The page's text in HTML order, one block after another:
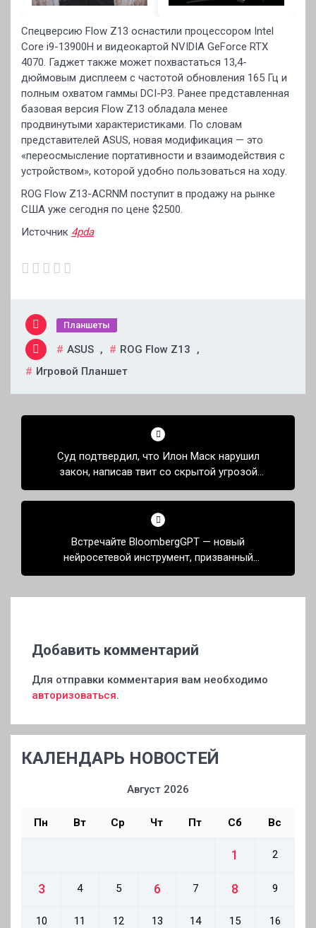
Спецверсию Flow Z13 оснастили процессором Intel
Core i9-13900H и видеокартой NVIDIA GeForce RTX
4070. Гаджет также может похвастаться 13,4-
дюймовым дисплеем с частотой обновления 165 Гц и
полным охватом гаммы DCI-P3. Ранее представленная
базовая версия Flow Z13 обладала менее
продвинутыми характеристиками. По словам
представителей ASUS, новая модификация — это
«переосмысление портативности и взаимодействия с
устройством», которой удобно пользоваться на ходу.
ROG Flow Z13-ACRNM поступит в продажу на рынке
США уже сегодня по цене $2500.
Источник 4pda
Планшеты
ASUS , ROG Flow Z13
,
Игровой Планшет
Навигация
записямСуд подтвердил, что Илон Маск нарушил
закон, написав твит со скрытой угрозой
участникам профсоюза
Встречайте BloombergGPT — новый
нейросетевой инструмент, призванный
перевернуть финансовую отрасль
Добавить комментарий
Для отправки комментария вам необходимо
авторизоваться.
КАЛЕНДАРЬ НОВОСТЕЙ
Август 2026
Пн Вт Ср Чт Пт Сб Вс
1 2
3 4 5 6 7 8 9
10 11 12 13 14 15 16